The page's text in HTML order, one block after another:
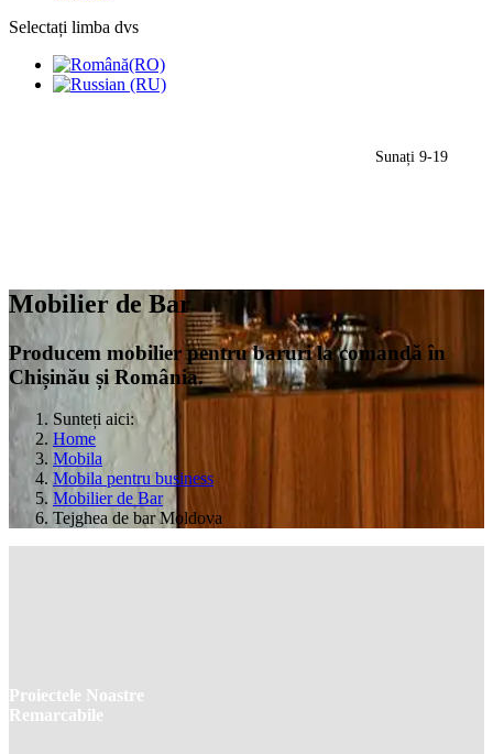
Selectați limba dvs
Sunați 9-19
Mobilier de Bar
Producem mobilier pentru baruri la comandă în
Chișinău și România.
Sunteți aici:
Home
Mobila
Mobila pentru business
Mobilier de Bar
Tejghea de bar Moldova
Proiectele Noastre
Remarcabile